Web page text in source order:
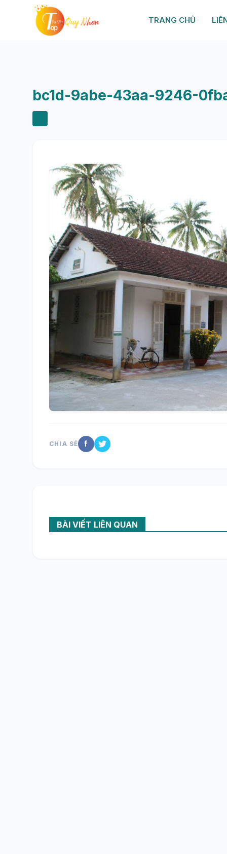
TRANG CHỦ
bc1d-9abe-43aa-9246-
CHIA SẺ
BÀI VIẾT LIÊN QUAN